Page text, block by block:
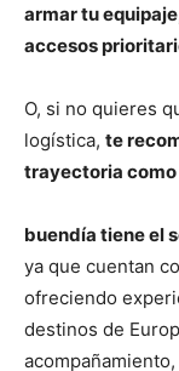
armar tu
accesos
O, si no quieres
logística, te
trayectoria
buendía tiene el
ya que cuentan
ofreciendo
destinos de